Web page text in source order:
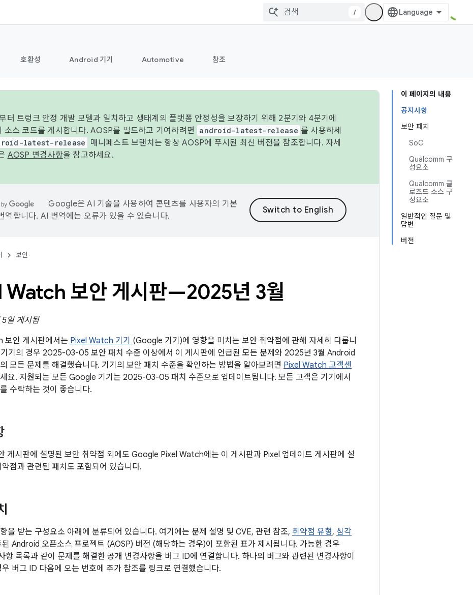
/
호환성 Android 기기 Automotive 참조
이 페이지의 내용
공지사항
보안 패치
SoC
Qualcomm 구
성요소
Qualcomm 클
로즈드 소스 구
성요소
일반적인 질문 및
답변
버전
터 트렁크 안정 개발 모델과 일치하고 생태계의 플랫폼 안정성을 보장하기 위해 2분기와 4분기에
소스 코드를 게시합니다. AOSP를 빌드하고 기여하려면
android-latest-release 를 사용하세
latest-release
매니페스트 브랜치는 항상 AOSP에 푸시된 최신 버전을 참조합니다. 자세
AOSP 변경사항을 참고하세요.
Google은 AI 기술을 사용하여 콘텐츠를 사용자의 기본
역합니다. AI 번역에는 오류가 있을 수 있습니다.
보안
Watch 보안 게시판—2025년 3월
일 게시됨
보안 게시판에서는 Pixel Watch 기기 (Google 기기)에 영향을 미치는 보안 취약점에 관해 자세히 다룹니
기의 경우 2025-03-05 보안 패치 수준 이상에서 이 게시판에 언급된 모든 문제와 2025년 3월 Android
모든 문제를 해결했습니다. 기기의 보안 패치 수준을 확인하는 방법을 알아보려면 Pixel Watch 고객센
요. 지원되는 모든 Google 기기는 2025-03-05 패치 수준으로 업데이트됩니다. 모든 고객은 기기에서
수락하는 것이 좋습니다.
게시판에 설명된 보안 취약점 외에도 Google Pixel Watch에는 이 게시판과 Pixel 업데이트 게시판에 설
점과 관련된 패치도 포함되어 있습니다.
을 받는 구성요소 아래에 분류되어 있습니다. 여기에는 문제 설명 및 CVE, 관련 참조, 취약점 유형, 심각
Android 오픈소스 프로젝트 (AOSP) 버전 (해당하는 경우)이 포함된 표가 제시됩니다. 가능한 경우
항 목록과 같이 문제를 해결한 공개 변경사항을 버그 ID에 연결합니다. 하나의 버그와 관련된 변경사항이
버그 ID 다음에 오는 번호에 추가 참조를 링크로 연결했습니다.